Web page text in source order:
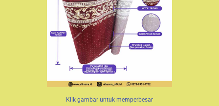
Klik gambar untuk memperbesar